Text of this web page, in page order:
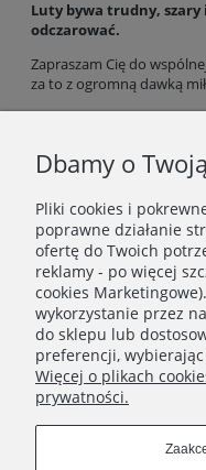
Luty bywa trudny, szary
odczarować.
Zapraszam Cię do
za to z ogromną dawką
Twoja codzienność
Dołącz do
Dbamy o
Pliki cookies i
poprawne działanie
ofertę do Twoich
reklamy - po więcej
cookies
wykorzystanie przez
do sklepu lub
preferencji,
Więcej o plikach
prywatności.